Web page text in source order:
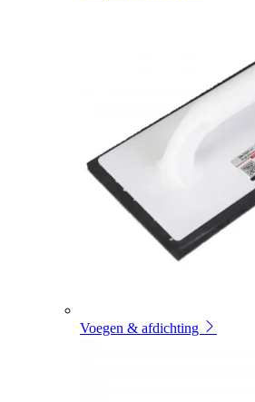
Voegen & afdichting